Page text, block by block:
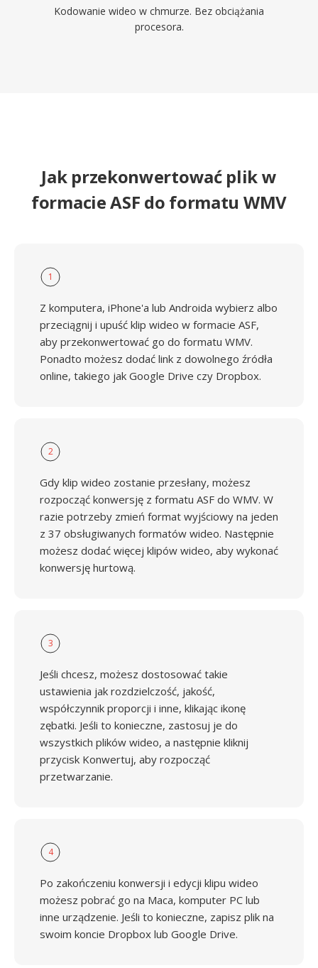
Kodowanie wideo w chmurze. Bez obciążania
procesora.
Jak przekonwertować plik w
formacie ASF do formatu WMV
1
Z komputera, iPhone'a lub Androida wybierz albo
przeciągnij i upuść klip wideo w formacie ASF,
aby przekonwertować go do formatu WMV.
Ponadto możesz dodać link z dowolnego źródła
online, takiego jak Google Drive czy Dropbox.
2
Gdy klip wideo zostanie przesłany, możesz
rozpocząć konwersję z formatu ASF do WMV. W
razie potrzeby zmień format wyjściowy na jeden
z 37 obsługiwanych formatów wideo. Następnie
możesz dodać więcej klipów wideo, aby wykonać
konwersję hurtową.
3
Jeśli chcesz, możesz dostosować takie
ustawienia jak rozdzielczość, jakość,
współczynnik proporcji i inne, klikając ikonę
zębatki. Jeśli to konieczne, zastosuj je do
wszystkich plików wideo, a następnie kliknij
przycisk Konwertuj, aby rozpocząć
przetwarzanie.
4
Po zakończeniu konwersji i edycji klipu wideo
możesz pobrać go na Maca, komputer PC lub
inne urządzenie. Jeśli to konieczne, zapisz plik na
swoim koncie Dropbox lub Google Drive.